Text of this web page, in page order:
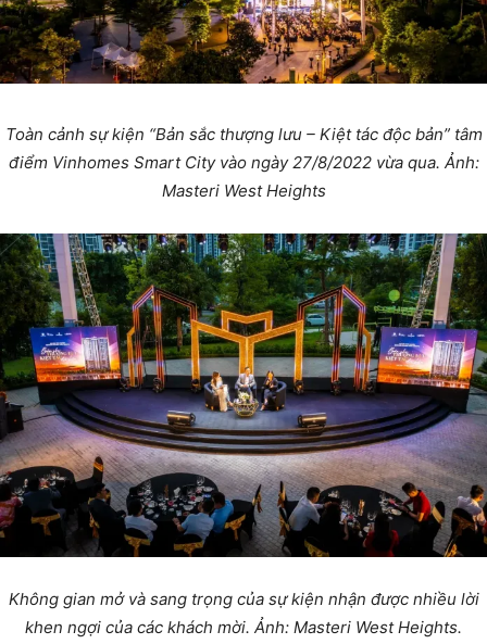
Toàn cảnh sự kiện “Bản sắc thượng lưu – Kiệt tác độc bản” tâm
điểm Vinhomes Smart City vào ngày 27/8/2022 vừa qua. Ảnh:
Masteri West Heights
Không gian mở và sang trọng của sự kiện nhận được nhiều lời
khen ngợi của các khách mời. Ảnh: Masteri West Heights.